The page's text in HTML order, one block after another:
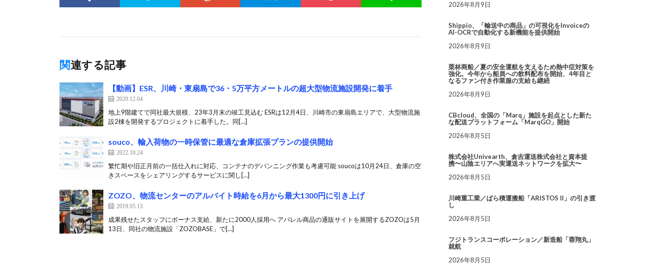
関連する記事
【動画】ESR、川崎・東扇島で36・5万平方メートルの超大型物流施設開発に着手
2020.12.04
地上9階建てで同社最大規模、23年3月末の竣工見込む ESRは12月4日、川崎市の東扇島エリアで、大型物流施
設2棟を開発するプロジェクトに着手した。同[…]
souco、輸入荷物の一時保管に最適な倉庫拡張プランの提供開始
2022.10.24
繁忙期や旧正月前の一括仕入れに対応、コンテナのデバンニング作業も考慮可能 soucoは10月24日、倉庫の空
きスペースをシェアリングするサービスに関し[…]
ZOZO、物流センターのアルバイト時給を6月から最大1300円に引き上げ
2019.05.13
成果残せたスタッフにボーナス支給、新たに2000人採用へ アパレル商品の通販サイトを展開するZOZOは5月
13日、同社の物流施設「ZOZOBASE」で[…]
2026年8月9日
Shippio、「輸送中の商品」の可視化をInvoiceの
AI-OCRで自動化する新機能を提供開始
2026年8月9日
栗林商船／夏の安全運航を支えるため熱中症対策を
強化。今年から船員への飲料配布を開始、4年目と
なるファン付き作業服の支給も継続
2026年8月9日
CBcloud、全国の「Marq」施設を起点とした新た
な配送プラットフォーム「MarqGO」開始
2026年8月5日
株式会社Univearth、倉吉運送株式会社と資本提
携〜山陰エリアへ実運送ネットワークを拡大〜
2026年8月5日
川崎重工業／ばら積運搬船「ARISTOS II」の引き渡
し
2026年8月5日
フジトランスコーポレーション／新造船「蓉翔丸」
就航
2026年8月5日